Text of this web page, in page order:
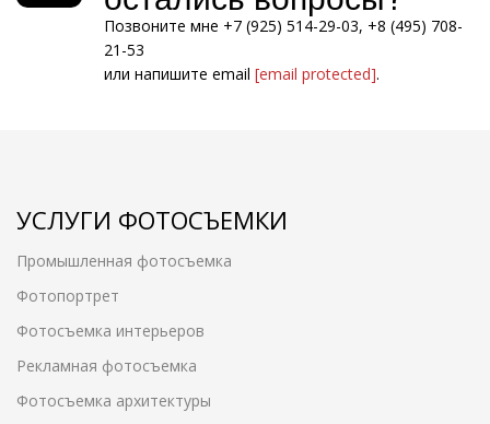
Позвоните мне +7 (925) 514-29-03, +8 (495) 708-
21-53
или напишите email [email protected].
УСЛУГИ ФОТОСЪЕМКИ
Промышленная фотосъемка
Фотопортрет
Фотосъемка интерьеров
Рекламная фотосъемка
Фотосъемка архитектуры